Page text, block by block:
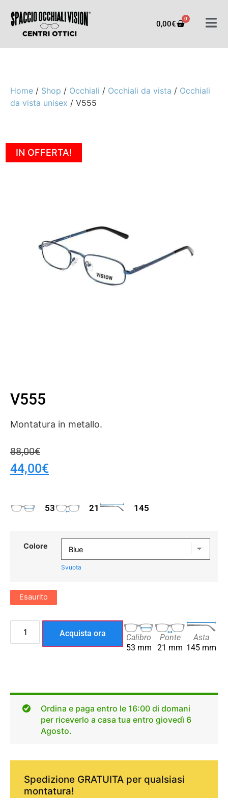
0,00€
0
Home / Shop / Occhiali / Occhiali da vista / Occhiali
da vista unisex / V555
IN OFFERTA!
V555
Montatura in metallo.
88,00€
44,00€
53 21 145
Colore
Svuota
Esaurito
Acquista ora
Calibro
53 mm
Ponte
21 mm
Asta
145 mm
Ordina e paga entro le 16:00 di domani
per riceverlo a casa tua entro giovedì 6
Agosto.
Spedizione GRATUITA per qualsiasi
montatura!